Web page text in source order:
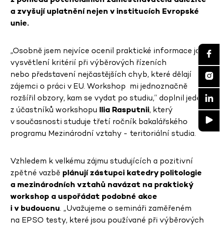
a zvyšují uplatnění nejen v institucích Evropské
unie.
„Osobně jsem nejvíce ocenil praktické informace jako
vysvětlení kritérií při výběrových řízeních
nebo představení nejčastějších chyb, které dělají
zájemci o práci v EU. Workshop mi jednoznačně
rozšířil obzory, kam se vydat po studiu,“ doplnil jeden
z účastníků workshopu Ilia Rasputnii, který
v současnosti studuje třetí ročník bakalářského
programu Mezinárodní vztahy - teritoriální studia.
Vzhledem k velkému zájmu studujících a pozitivní
zpětné vazbě plánují zástupci katedry politologie
a mezinárodních vztahů navázat na praktický
workshop a uspořádat podobné akce
i v budoucnu. „Uvažujeme o semináři zaměřeném
na EPSO testy, které jsou používané při výběrových